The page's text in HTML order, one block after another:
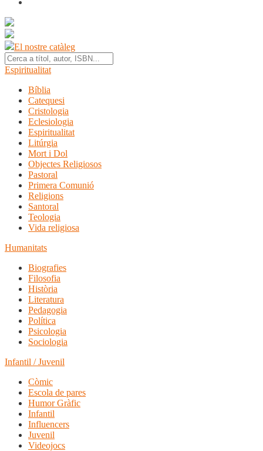
El nostre catàleg
Espiritualitat
Bíblia
Catequesi
Cristologia
Eclesiologia
Espiritualitat
Litúrgia
Mort i Dol
Objectes Religiosos
Pastoral
Primera Comunió
Religions
Santoral
Teologia
Vida religiosa
Humanitats
Biografies
Filosofia
Història
Literatura
Pedagogia
Política
Psicologia
Sociologia
Infantil / Juvenil
Còmic
Escola de pares
Humor Gràfic
Infantil
Influencers
Juvenil
Videojocs